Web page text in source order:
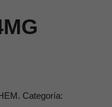
Categoría: